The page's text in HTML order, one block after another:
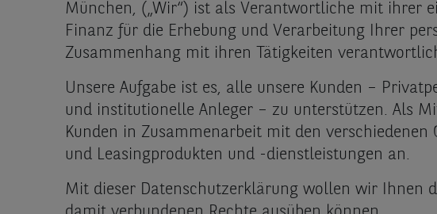
München, („Wir“) ist als Verantwortliche mit ihrer
Finanz für die Erhebung und Verarbeitung Ihrer
Zusammenhang mit ihren Tätigkeiten
Unsere Aufgabe ist es, alle unsere Kunden –
und institutionelle Anleger – zu unterstützen. Als
Kunden in Zusammenarbeit mit den
und Leasingprodukten und -dienstleistungen an.
Mit dieser Datenschutzerklärung wollen wir Ihnen